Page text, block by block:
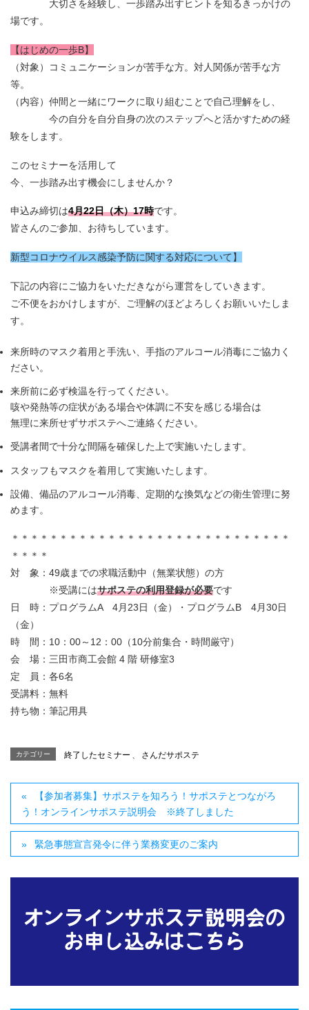
大切さを経験し、一歩踏み出すヒントを知るきっかけの
場です。
【はじめの一歩B】
（対象）コミュニケーションが苦手な方。対人関係が苦手な方
等。
（内容）仲間と一緒にワークに取り組むことで自己理解をし、
今の自分を自分自身の次のステップへと活かすための経
験をします。
このセミナーを活用して
今、一歩踏み出す機会にしませんか？
申込み締切は4月22日（木）17時です。
皆さんのご参加、お待ちしています。
新型コロナウイルス感染予防に関する対応について】
下記の内容にご協力をいただきながら運営をしていきます。
ご不便をおかけしますが、ご理解のほどよろしくお願いいたしま
す。
来所時のマスク着用と手洗い、手指のアルコール消毒にご協力く
ださい。
来所前に必ず検温を行ってください。
咳や発熱等の症状がある場合や体調に不安を感じる場合は
無理に来所せずサポステへご連絡ください。
受講者間で十分な間隔を確保した上で実施いたします。
スタッフもマスクを着用して実施いたします。
設備、備品のアルコール消毒、定期的な換気などの衛生管理に努
めます。
＊＊＊＊＊＊＊＊＊＊＊＊＊＊＊＊＊＊＊＊＊＊＊＊＊＊＊＊＊
＊＊＊＊
対 象：49歳までの求職活動中（無業状態）の方
※受講にはサポステの利用登録が必要です
日 時：プログラムA 4月23日（金）・プログラムB 4月30日
（金）
時 間：10：00～12：00（10分前集合・時間厳守）
会 場：三田市商工会館 4 階 研修室3
定 員：各6名
受講料：無料
持ち物：筆記用具
カテゴリー 終了したセミナー 、 さんだサポステ
【参加者募集】サポステを知ろう！サポステとつながろ
う！オンラインサポステ説明会 ※終了しました
緊急事態宣言発令に伴う業務変更のご案内